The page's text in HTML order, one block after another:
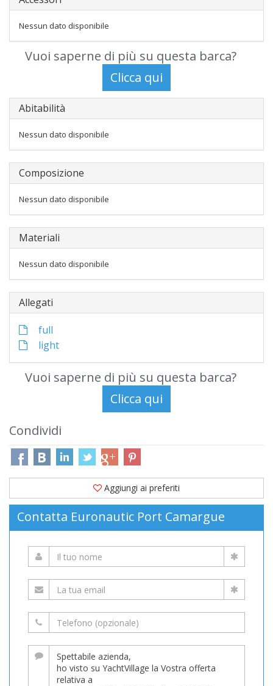
Nessun dato disponibile
Vuoi saperne di più su questa barca?
Abitabilità
Nessun dato disponibile
Composizione
Nessun dato disponibile
Materiali
Nessun dato disponibile
Allegati
full
light
Vuoi saperne di più su questa barca?
Condividi
Aggiungi ai preferiti
Contatta Euronautic Port Camargue